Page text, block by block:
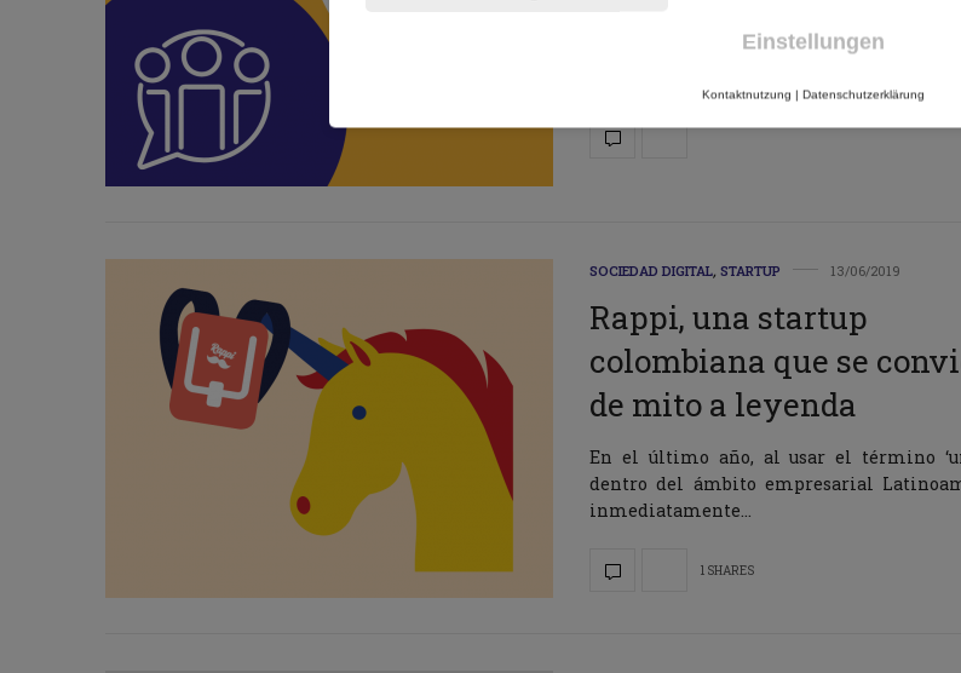
ecosistema emprendedor,
SOCIEDAD DIGITAL, STARTUP 13/06/2019
Rappi, una startup
colombiana que se
de mito a leyenda
En el último año, al usar el término
dentro del ámbito empresarial
inmediatamente…
1 SHARES
Einstellungen
Kontaktnutzung | Datenschutzerklärung